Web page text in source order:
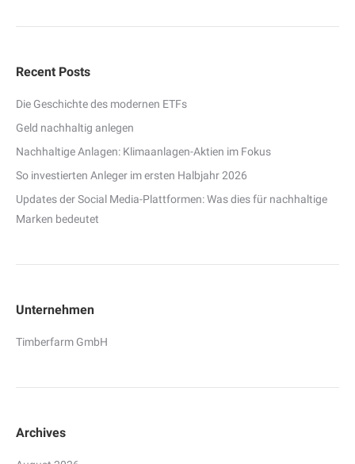
Recent Posts
Die Geschichte des modernen ETFs
Geld nachhaltig anlegen
Nachhaltige Anlagen: Klimaanlagen-Aktien im Fokus
So investierten Anleger im ersten Halbjahr 2026
Updates der Social Media-Plattformen: Was dies für nachhaltige
Marken bedeutet
Unternehmen
Timberfarm GmbH
Archives